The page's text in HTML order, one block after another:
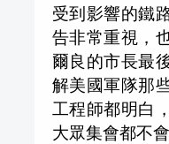
受到影響的鐵
告非常重視，
爾良的市長最
解美國軍隊那
工程師都明白
大眾集會都不會